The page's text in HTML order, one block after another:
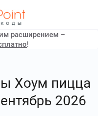
расширением –
!
Хоум пицца
2026